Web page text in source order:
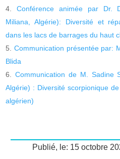
Conférence animée par Dr.
Miliana, Algérie): Diversité et
dans les lacs de barrages du haut
Communication présentée par:
Blida
Communication de M. Sadine
Algérie) : Diversité scorpionique
algérien)
Publié, le: 15 octobre